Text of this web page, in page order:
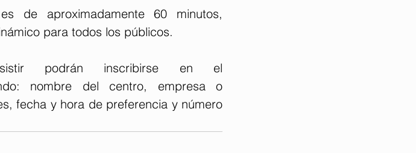
de aproximadamente 60 minutos,
para todos los públicos.
podrán inscribirse en el
nombre del centro, empresa o
fecha y hora de preferencia y número